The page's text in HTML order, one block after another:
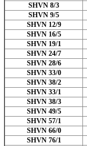
SHVN 8/3
SHVN 9/5
SHVN 12/9
SHVN 16/5
SHVN 19/1
SHVN 24/7
SHVN 28/6
SHVN 33/0
SHVN 38/2
SHVN 33/1
SHVN 38/3
SHVN 49/5
SHVN 57/1
SHVN 66/0
SHVN 76/1